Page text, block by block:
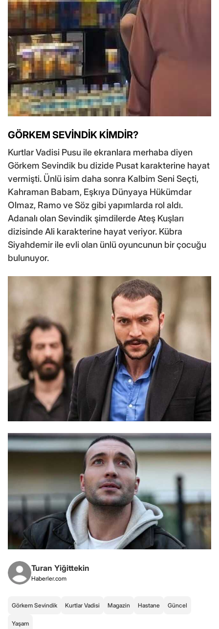
GÖRKEM SEVİNDİK KİMDİR?
Kurtlar Vadisi Pusu ile ekranlara merhaba diyen
Görkem Sevindik bu dizide Pusat karakterine hayat
vermişti. Ünlü isim daha sonra Kalbim Seni Seçti,
Kahraman Babam, Eşkıya Dünyaya Hükümdar
Olmaz, Ramo ve Söz gibi yapımlarda rol aldı.
Adanalı olan Sevindik şimdilerde Ateş Kuşları
dizisinde Ali karakterine hayat veriyor. Kübra
Siyahdemir ile evli olan ünlü oyuncunun bir çocuğu
bulunuyor.
Turan Yiğittekin
Haberler.com
Görkem Sevindik Kurtlar Vadisi Magazin Hastane Güncel
Yaşam